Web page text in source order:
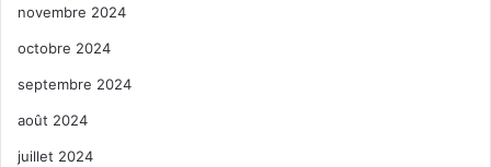
novembre 2024
octobre 2024
septembre 2024
août 2024
juillet 2024